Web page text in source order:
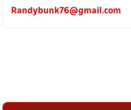
Randybunk76@gmail.com